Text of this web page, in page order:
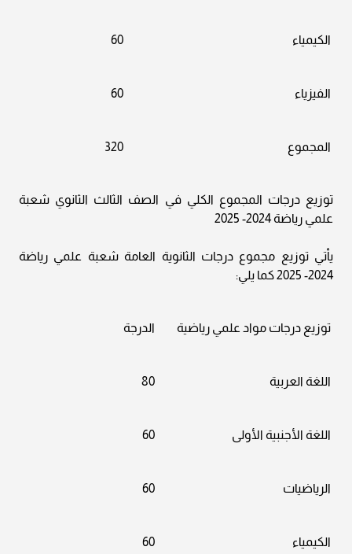
الكيمياء 60
الفيزياء 60
المجموع 320
توزيع درجات المجموع الكلي في الصف الثالث الثانوي شعبة
علمي رياضة 2024- 2025
يأتي توزيع مجموع درجات الثانوية العامة شعبة علمي رياضة
2024- 2025 كما يلي:
توزيع درجات مواد علمي رياضية الدرجة
اللغة العربية 80
اللغة الأجنبية الأولى 60
الرياضيات 60
الكيمياء 60